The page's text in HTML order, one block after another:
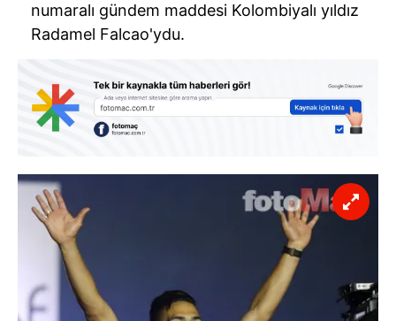
numaralı gündem maddesi Kolombiyalı yıldız
Radamel Falcao'ydu.